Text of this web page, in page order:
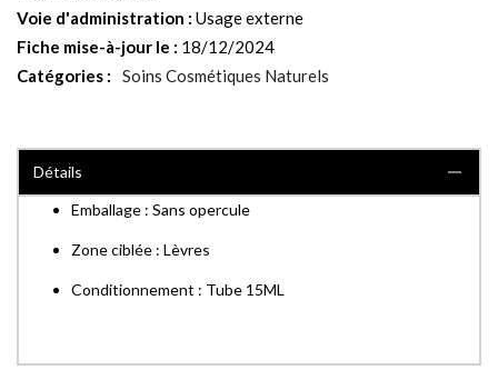
Voie d'administration : Usage externe
Fiche mise-à-jour le : 18/12/2024
Catégories :
Soins Cosmétiques Naturels
Détails
Emballage : Sans opercule
Zone ciblée : Lèvres
Conditionnement : Tube 15ML